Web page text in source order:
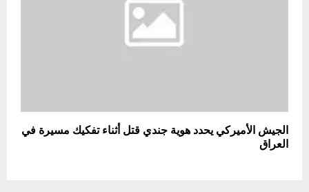
الجيش الأميركي يحدد هوية جندي قتل أثناء تفكيك مسيرة في
العراق